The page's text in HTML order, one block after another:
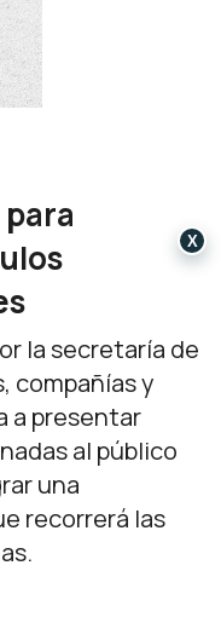
la secretaría de
compañías y
a presentar
al público
una
recorrerá las
X